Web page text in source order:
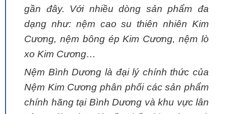
gần đây. Với nhiều dòng sản phẩm đa
dạng như: nệm cao su thiên nhiên Kim
Cương, nệm bông ép Kim Cương, nệm lò
xo Kim Cương…
Nệm Bình Dương là đại lý chính thức của
Nệm Kim Cương phân phối các sản phẩm
chính hãng tại Bình Dương và khu vực lân